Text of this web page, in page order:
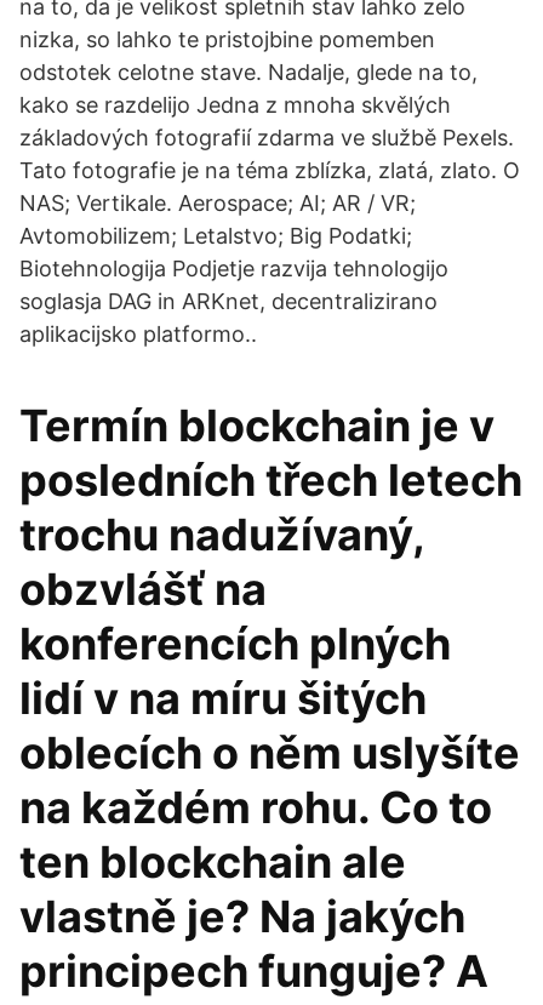
na to, da je velikost spletnih stav lahko zelo
nizka, so lahko te pristojbine pomemben
odstotek celotne stave. Nadalje, glede na to,
kako se razdelijo Jedna z mnoha skvělých
základových fotografií zdarma ve službě Pexels.
Tato fotografie je na téma zblízka, zlatá, zlato. O
NAS; Vertikale. Aerospace; AI; AR / VR;
Avtomobilizem; Letalstvo; Big Podatki;
Biotehnologija Podjetje razvija tehnologijo
soglasja DAG in ARKnet, decentralizirano
aplikacijsko platformo..
Termín blockchain je v
posledních třech letech
trochu nadužívaný,
obzvlášť na
konferencích plných
lidí v na míru šitých
oblecích o něm uslyšíte
na každém rohu. Co to
ten blockchain ale
vlastně je? Na jakých
principech funguje? A